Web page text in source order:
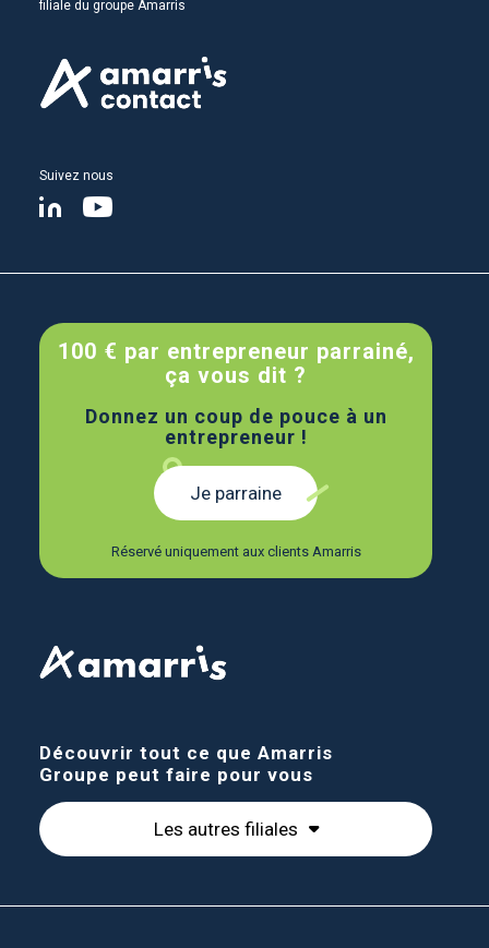
filiale du groupe Amarris
Suivez nous
Page linkedin
Page youtube
100 € par entrepreneur parrainé,
ça vous dit ?
Donnez un coup de pouce à un
entrepreneur !
Je parraine
Réservé uniquement aux clients Amarris
Découvrir tout ce que Amarris
Groupe peut faire pour vous
Les autres filiales